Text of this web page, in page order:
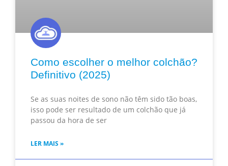
Como escolher o melhor colchão?
Definitivo (2025)
Se as suas noites de sono não têm sido tão boas,
isso pode ser resultado de um colchão que já
passou da hora de ser
LER MAIS »